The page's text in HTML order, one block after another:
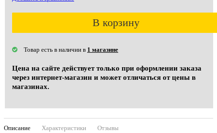
В корзину
Товар есть в наличии в 1 магазине
Цена на сайте действует только при оформлении заказа
через интернет-магазин и может отличаться от цены в
магазинах.
Описание Характеристики Отзывы